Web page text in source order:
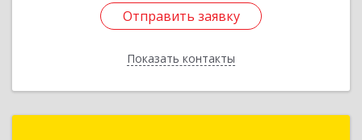
Отправить заявку
Показать контакты
Отправить заявку
Назад